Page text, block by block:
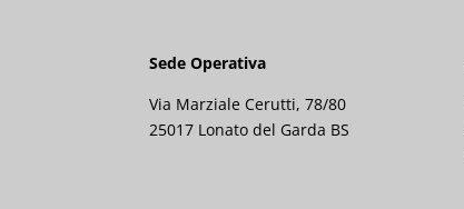
Sede Operativa
Via Marziale Cerutti, 78/80
25017 Lonato del Garda BS